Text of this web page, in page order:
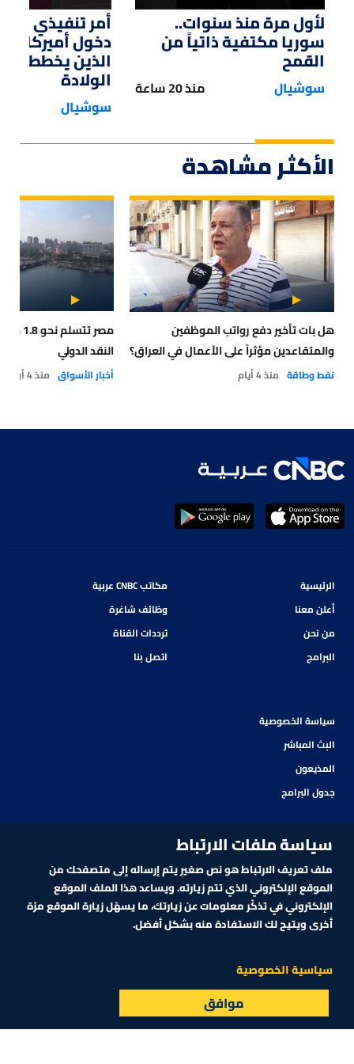
القائمة الأسواق البث المباشر
لأول مرة منذ سنوات..
سوريا مكتفية ذاتياً من
القمح
سوشيال منذ 20 ساعة
أمر تنفيذي من
دخول أميركا
الذين يخططون
الولادة
سوشيال
الأكثر مشاهدة
هل بات تأخير دفع رواتب الموظفين
والمتقاعدين مؤثراً على الأعمال في العراق؟
نفط وطاقة منذ 4 أيام
مصر
النقد الدولي
أخبار الأسواق منذ 4 أيام
الرئيسية
أعلن معنا
من نحن
البرامج
مكاتب CNBC عربية
وظائف شاغرة
ترددات القناة
اتصل بنا
سياسة الخصوصية
البث المباشر
المذيعون
جدول البرامج
سياسة ملفات الارتباط
ملف تعريف الارتباط هو نص صغير يتم إرساله إلى متصفحك من
الموقع الإلكتروني الذي تتم زيارته. ويساعد هذا الملف الموقع
الإلكتروني في تذكّر معلومات عن زيارتك، ما يسهّل زيارة الموقع مرّة
أخرى ويتيح لك الاستفادة منه بشكل أفضل.
سياسية الخصوصية
موافق